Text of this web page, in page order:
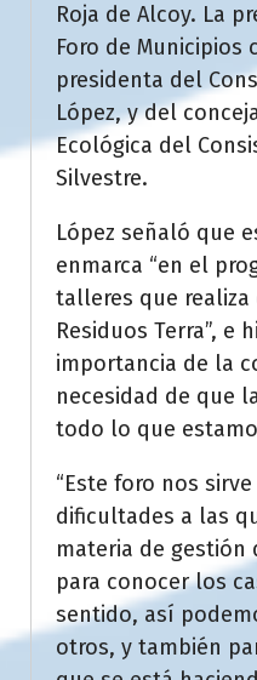
Roja de Alcoy. La
Foro de Municipios
presidenta del
López, y del
Ecológica del
Silvestre.
López señaló que
enmarca “en el
talleres que realiza
Residuos Terra”, e
importancia de la
necesidad de que
todo lo que
“Este foro nos
dificultades a las
materia de gestión
para conocer los
sentido, así
otros, y también